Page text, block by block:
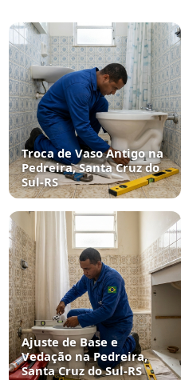
Troca de Vaso Antigo na
Pedreira, Santa Cruz do
Sul‑RS
Ajuste de Base e
Vedação na Pedreira,
Santa Cruz do Sul‑RS